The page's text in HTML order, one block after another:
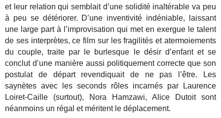
et leur relation qui semblait d’une solidité inaltérable va peu
à peu se détériorer. D’une inventivité indéniable, laissant
une large part à l’improvisation qui met en exergue le talent
de ses interprètes, ce film sur les fragilités et atermoiements
du couple, traite par le burlesque le désir d’enfant et se
conclut d’une manière aussi politiquement correcte que son
postulat de départ revendiquait de ne pas l’être. Les
saynètes avec les seconds rôles incarnés par Laurence
Loiret-Caille (surtout), Nora Hamzawi, Alice Dutoit sont
néanmoins un régal et méritent le déplacement.